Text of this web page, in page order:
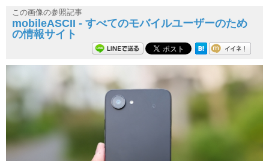
この画像の参照記事
mobileASCII - すべてのモバイルユーザーのため
の情報サイト